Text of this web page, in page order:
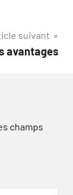
suivant
avantages
champs